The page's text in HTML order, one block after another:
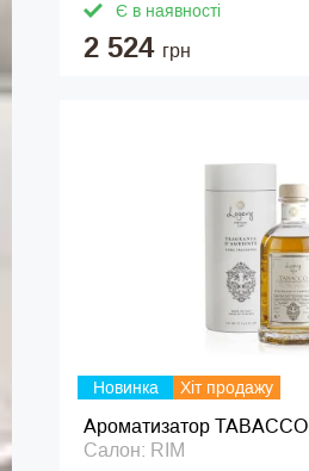
Є в наявності
2 524 грн
Новинка Хіт продажу
Ароматизатор TABACCO
Салон: RIM